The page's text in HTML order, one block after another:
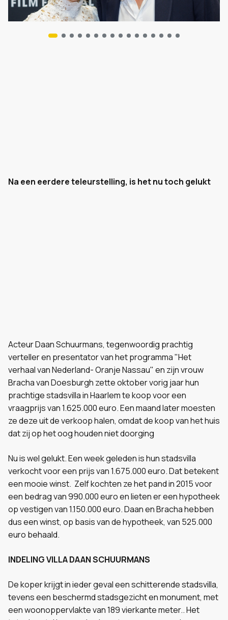
Na een eerdere teleurstelling, is het nu toch gelukt
Acteur Daan Schuurmans, tegenwoordig prachtig
verteller en presentator van het programma "Het
verhaal van Nederland- Oranje Nassau" en zijn vrouw
Bracha van Doesburgh zette oktober vorig jaar hun
prachtige stadsvilla in Haarlem te koop voor een
vraagprijs van 1.625.000 euro. Een maand later moesten
ze deze uit de verkoop halen, omdat de koop van het huis
dat zij op het oog houden niet doorging
Nu is wel gelukt. Een week geleden is hun stadsvilla
verkocht voor een prijs van 1.675.000 euro. Dat betekent
een mooie winst. Zelf kochten ze het pand in 2015 voor
een bedrag van 990.000 euro en lieten er een hypotheek
op vestigen van 1.150.000 euro. Daan en Bracha hebben
dus een winst, op basis van de hypotheek, van 525.000
euro behaald.
INDELING VILLA DAAN SCHUURMANS
De koper krijgt in ieder geval een schitterende stadsvilla,
tevens een beschermd stadsgezicht en monument, met
een woonoppervlakte van 189 vierkante meter.. Het